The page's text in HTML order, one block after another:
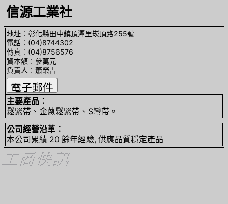
信源工業社
地址︰彰化縣田中鎮頂潭里崁頂路255號
電話︰(04)8744302
傳真︰(04)8756576
資本額︰參萬元
負責人︰蕭榮吉
主要產品︰
鬆緊帶、金蔥鬆緊帶、S彎帶。
公司經營沿革︰
本公司累績 20 餘年經驗, 供應品質穩定產品